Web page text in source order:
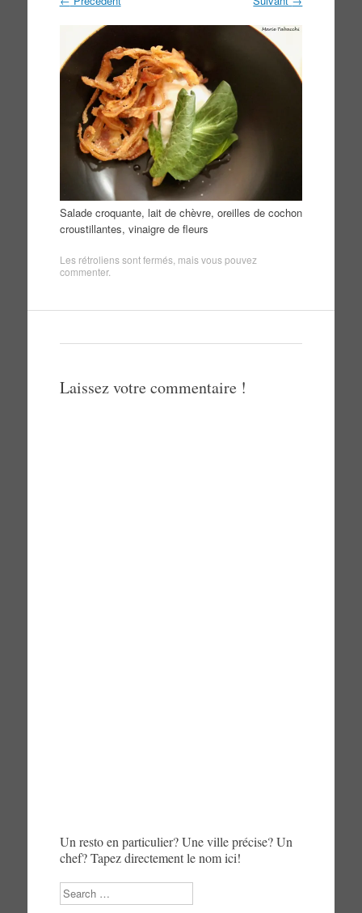
Salade croquante, lait de chèvre, oreilles de cochon
croustillantes, vinaigre de fleurs
Les rétroliens sont fermés, mais vous pouvez
commenter.
Laissez votre commentaire !
Un resto en particulier? Une ville précise? Un
chef? Tapez directement le nom ici!
Search